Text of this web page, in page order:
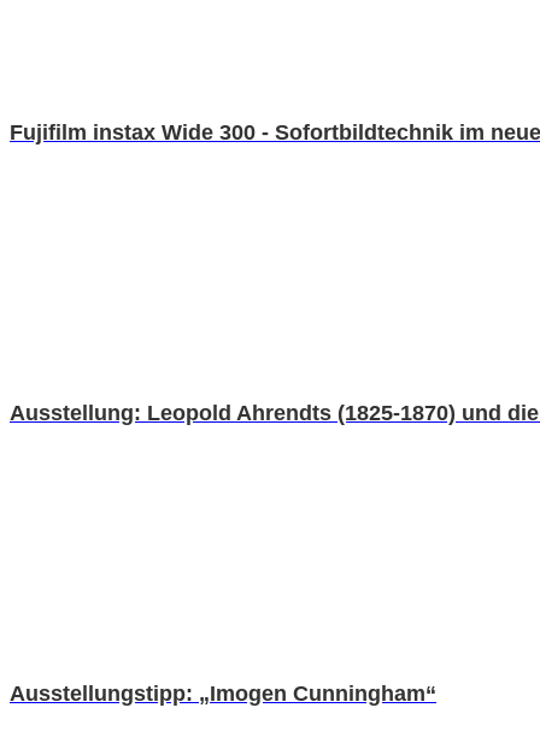
Fujifilm instax Wide 300 - Sofortbildtechnik im
Ausstellung: Leopold Ahrendts (1825-1870) und
Ausstellungstipp: „Imogen Cunningham“